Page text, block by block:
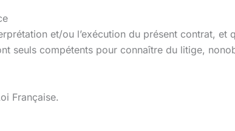
et/ou l’exécution du présent contrat,
seuls compétents pour connaître du litige,
Française.